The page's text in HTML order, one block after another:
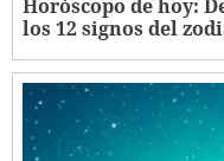
Horóscopo de hoy:
los 12 signos del